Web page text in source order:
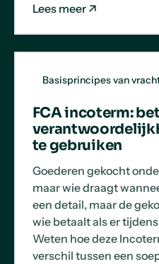
Lees meer
Basisprincipes van
FCA incoterm:
te gebruiken
Goederen gekocht
maar wie draagt
een detail, maar de
wie betaalt als er
Weten hoe deze
verschil tussen een